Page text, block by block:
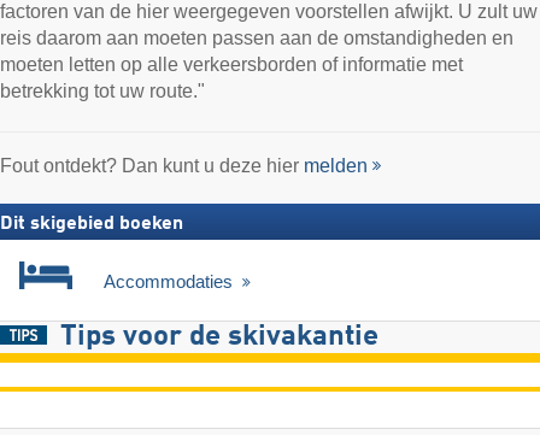
factoren van de hier weergegeven voorstellen afwijkt. U zult uw
reis daarom aan moeten passen aan de omstandigheden en
moeten letten op alle verkeersborden of informatie met
betrekking tot uw route."
Fout ontdekt? Dan kunt u deze hier melden
Dit skigebied boeken
Accommodaties
Tips voor de skivakantie